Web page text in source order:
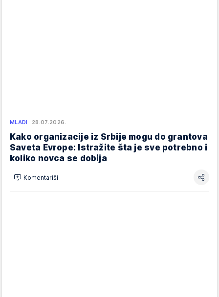
MLADI 28.07.2026.
Kako organizacije iz Srbije mogu do grantova
Saveta Evrope: Istražite šta je sve potrebno i
koliko novca se dobija
Komentariši